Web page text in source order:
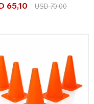
65,10 USD70,00